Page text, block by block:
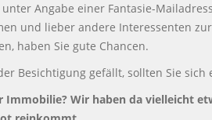
Angabe einer Fantasie-
und lieber andere Interessenten
haben Sie gute Chancen.
Besichtigung gefällt, sollten Sie
Immobilie? Wir haben da vielleicht